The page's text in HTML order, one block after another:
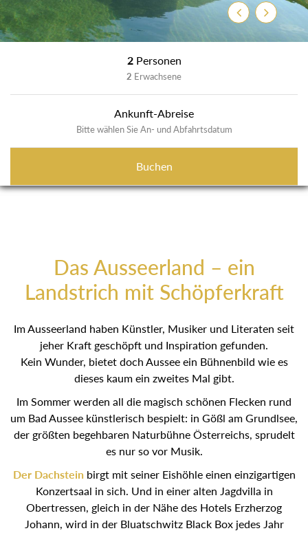
ZurückWeiter
2 Personen
2 Erwachsene
Ankunft-Abreise
Bitte wählen Sie An- und Abfahrtsdatum
Buchen
Das Ausseerland – ein
Landstrich mit Schöpferkraft
Im Ausseerland haben Künstler, Musiker und Literaten seit
jeher Kraft geschöpft und Inspiration gefunden.
Kein Wunder, bietet doch Aussee ein Bühnenbild wie es
dieses kaum ein zweites Mal gibt.
Im Sommer werden all die magisch schönen Flecken rund
um Bad Aussee künstlerisch bespielt: in Gößl am Grundlsee,
der größten begehbaren Naturbühne Österreichs, sprudelt
es nur so vor Musik.
Der Dachstein birgt mit seiner Eishöhle einen einzigartigen
Konzertsaal in sich. Und in einer alten Jagdvilla in
Obertressen, gleich in der Nähe des Hotels Erzherzog
Johann, wird in der Bluatschwitz Black Box jedes Jahr